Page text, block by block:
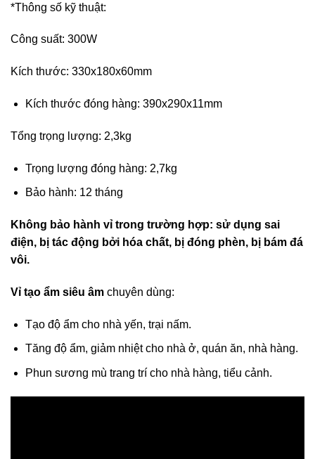
*Thông số kỹ thuật:
Công suất: 300W
Kích thước: 330x180x60mm
Kích thước đóng hàng: 390x290x11mm
Tổng trọng lượng: 2,3kg
Trọng lượng đóng hàng: 2,7kg
Bảo hành: 12 tháng
Không bảo hành vỉ trong trường hợp: sử dụng sai
điện, bị tác động bởi hóa chất, bị đóng phèn, bị bám đá
vôi.
Vỉ tạo ẩm siêu âm chuyên dùng:
Tạo độ ẩm cho nhà yến, trại nấm.
Tăng độ ẩm, giảm nhiệt cho nhà ở, quán ăn, nhà hàng.
Phun sương mù trang trí cho nhà hàng, tiểu cảnh.